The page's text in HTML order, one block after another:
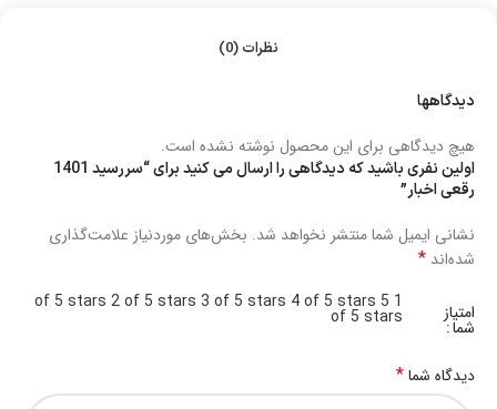
نظرات (0)
دیدگاهها
هیچ دیدگاهی برای این محصول نوشته نشده است.
اولین نفری باشید که دیدگاهی را ارسال می کنید برای “سررسید 1401
رقعی اخبار”
نشانی ایمیل شما منتشر نخواهد شد. بخش‌های موردنیاز علامت‌گذاری
شده‌اند *
امتیاز
شما
1 of 5 stars
2 of 5 stars 3 of 5 stars 4 of 5 stars 5
of 5 stars
دیدگاه شما*